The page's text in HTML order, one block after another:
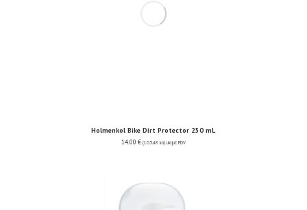
Holmenkol Bike Dirt Protector 250 mL
14.00 € (105.48 kn) uključ. PDV